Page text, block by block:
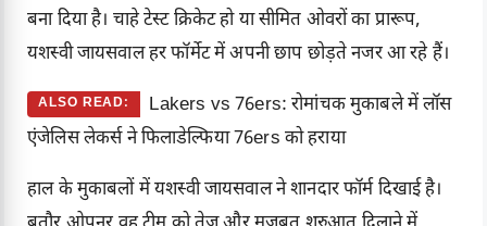
बना दिया है। चाहे टेस्ट क्रिकेट हो या सीमित ओवरों का प्रारूप,
यशस्वी जायसवाल हर फॉर्मेट में अपनी छाप छोड़ते नजर आ रहे हैं।
ALSO READ:
Lakers vs 76ers: रोमांचक मुकाबले में लॉस
एंजेलिस लेकर्स ने फिलाडेल्फिया 76ers को हराया
हाल के मुकाबलों में यशस्वी जायसवाल ने शानदार फॉर्म दिखाई है।